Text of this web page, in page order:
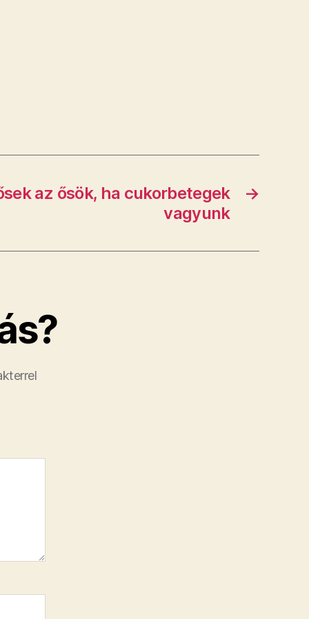
→
az ősök, ha cukorbetegek
vagyunk